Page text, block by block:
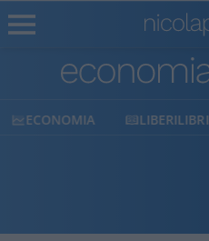
ECONOMIA LIBERILIBRI